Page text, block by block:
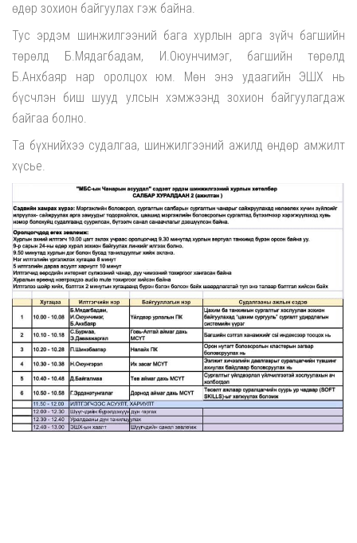
өдөр зохион байгуулах гэж байна.
Тус эрдэм шинжилгээний бага хурлын арга зүйч багшийн
төрөлд Б.Мядагбадам, И.Оюунчимэг, багшийн төрөлд
Б.Анхбаяр нар оролцох юм. Мөн энэ удаагийн ЭШХ нь
бүсчлэн биш шууд улсын хэмжээнд зохион байгуулагдаж
байгаа болно.
Та бүхнийхээ судалгаа, шинжилгээний ажилд өндөр амжилт
хүсье.